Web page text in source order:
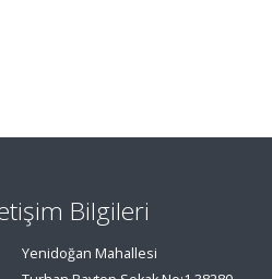
Bilgileri
Yenidoğan Mahallesi